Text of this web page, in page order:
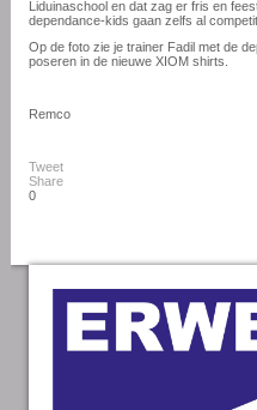
Liduinaschool en dat zag er fris en
dependance-kids gaan zelfs al
Op de foto zie je trainer Fadil met de
poseren in de nieuwe XIOM shirts.
Remco
Tweet
Share
0